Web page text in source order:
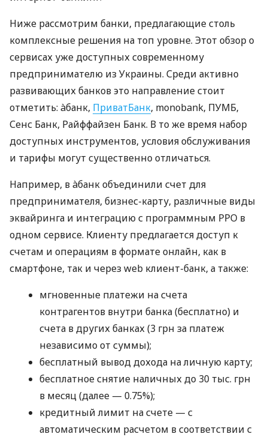
Ниже рассмотрим банки, предлагающие столь
комплексные решения на топ уровне. Этот обзор о
сервисах уже доступных современному
предпринимателю из Украины. Среди активно
развивающих банков это направление стоит
отметить: àбанк, ПриватБанк, monobank, ПУМБ,
Сенс Банк, Райффайзен Банк. В то же время набор
доступных инструментов, условия обслуживания
и тарифы могут существенно отличаться.
Например, в àбанк объединили счет для
предпринимателя, бизнес-карту, различные виды
эквайринга и интеграцию с программным РРО в
одном сервисе. Клиенту предлагается доступ к
счетам и операциям в формате онлайн, как в
смартфоне, так и через web клиент-банк, а также:
мгновенные платежи на счета
контрагентов внутри банка (бесплатно) и
счета в других банках (3 грн за платеж
независимо от суммы);
бесплатный вывод дохода на личную карту;
бесплатное снятие наличных до 30 тыс. грн
в месяц (далее — 0.75%);
кредитный лимит на счете — с
автоматическим расчетом в соответствии с